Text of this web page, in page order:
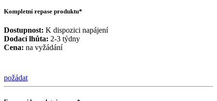
Kompletní repase produktu*
Dostupnost: K dispozici napájení
Dodací lhůta: 2-3 týdny
Cena: na vyžádání
požádat